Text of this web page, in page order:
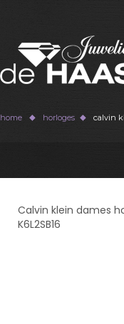
home horloges calvin
Calvin klein dames
K6L2SB16